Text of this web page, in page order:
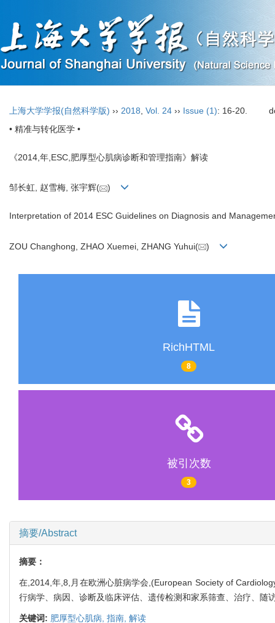
上海大学学报(自然科学版) ›› 2018 Vol. 24 ›› Issue (1): 16-20.
• 精准与转化医学 •
《2014,年,ESC,肥厚型心肌病诊断和管理指南》解读
邹长虹, 赵雪梅, 张宇辉( )
Interpretation of 2014 ESC Guidelines on Diagnosis and
ZOU Changhong, ZHAO Xuemei, ZHANG Yuhui( )
RichHTML
8
被引次数
3
摘要/Abstract
摘要：
在,2014,年,8,月在欧洲心脏病学会,(European Society of
行病学、病因、诊断及临床评估、遗传检测和家系筛查、治疗、随
关键词: 肥厚型心肌病, 指南, 解读